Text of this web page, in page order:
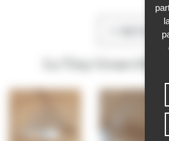
RETOUR
La Tiny Granville